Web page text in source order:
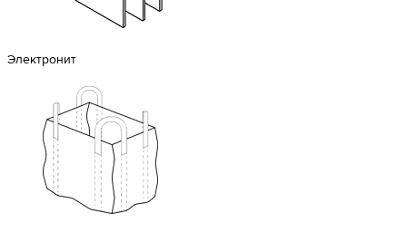
Электронит